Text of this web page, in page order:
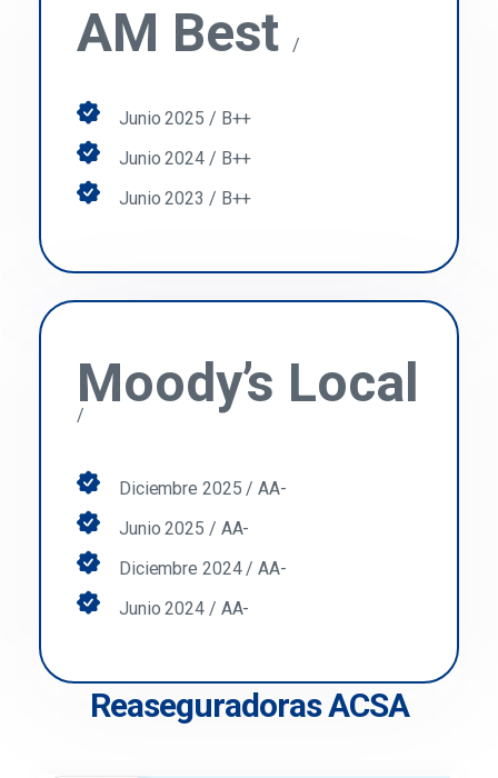
AM Best/
Junio 2025 / B++
Junio 2024 / B++
Junio 2023 / B++
Moody’s Local
/
Diciembre 2025 / AA-
Junio 2025 / AA-
Diciembre 2024 / AA-
Junio 2024 / AA-
Reaseguradoras ACSA